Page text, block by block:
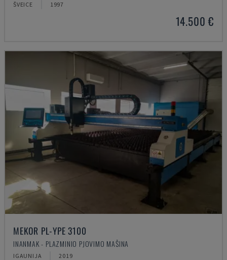
ŠVEICE 1997
14.500 €
MEKOR PL-YPE 3100
INANMAK - PLAZMINIO PJOVIMO MAŠINA
IGAUNIJA 2019